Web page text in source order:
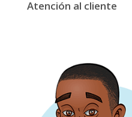
Atención al cliente